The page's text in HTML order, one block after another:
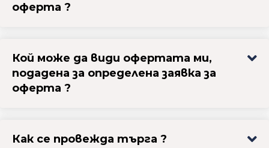
оферта ?
Кой може да види офертата ми,
подадена за определена заявка за
оферта ?
Как се провежда търга ?